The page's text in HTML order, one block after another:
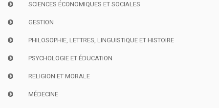
SCIENCES ÉCONOMIQUES ET SOCIALES
GESTION
PHILOSOPHIE, LETTRES, LINGUISTIQUE ET HISTOIRE
PSYCHOLOGIE ET ÉDUCATION
RELIGION ET MORALE
MÉDECINE